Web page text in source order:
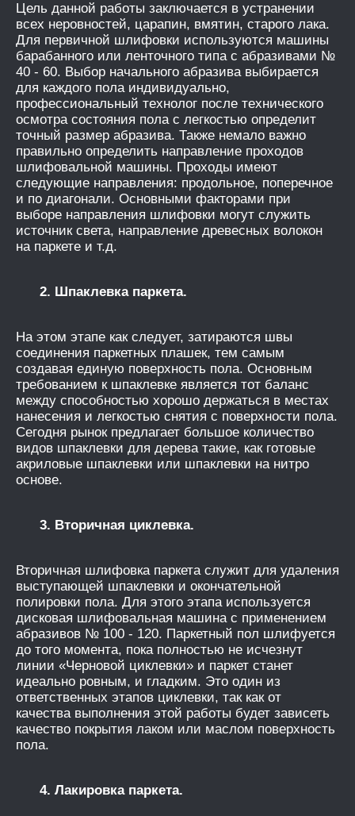
Цель данной работы заключается в устранении
всех неровностей, царапин, вмятин, старого лака.
Для первичной шлифовки используются машины
барабанного или ленточного типа с абразивами №
40 - 60. Выбор начального абразива выбирается
для каждого пола индивидуально,
профессиональный технолог после технического
осмотра состояния пола с легкостью определит
точный размер абразива. Также немало важно
правильно определить направление проходов
шлифовальной машины. Проходы имеют
следующие направления: продольное, поперечное
и по диагонали. Основными факторами при
выборе направления шлифовки могут служить
источник света, направление древесных волокон
на паркете и т.д.
2. Шпаклевка паркета.
На этом этапе как следует, затираются швы
соединения паркетных плашек, тем самым
создавая единую поверхность пола. Основным
требованием к шпаклевке является тот баланс
между способностью хорошо держаться в местах
нанесения и легкостью снятия с поверхности пола.
Сегодня рынок предлагает большое количество
видов шпаклевки для дерева такие, как готовые
акриловые шпаклевки или шпаклевки на нитро
основе.
3. Вторичная циклевка.
Вторичная шлифовка паркета служит для удаления
выступающей шпаклевки и окончательной
полировки пола. Для этого этапа используется
дисковая шлифовальная машина с применением
абразивов № 100 - 120. Паркетный пол шлифуется
до того момента, пока полностью не исчезнут
линии «Черновой циклевки» и паркет станет
идеально ровным, и гладким. Это один из
ответственных этапов циклевки, так как от
качества выполнения этой работы будет зависеть
качество покрытия лаком или маслом поверхность
пола.
4. Лакировка паркета.